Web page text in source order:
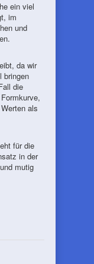
ein viel
im
und
da wir
bringen
die
als
für die
in der
mutig